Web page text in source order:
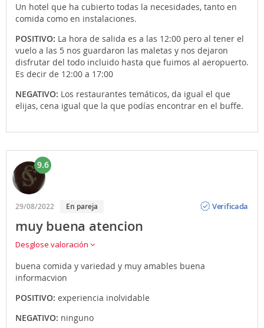
Un hotel que ha cubierto todas la necesidades, tanto en
comida como en instalaciones.
POSITIVO: La hora de salida es a las 12:00 pero al tener el
vuelo a las 5 nos guardaron las maletas y nos dejaron
disfrutar del todo incluido hasta que fuimos al aeropuerto.
Es decir de 12:00 a 17:00
NEGATIVO: Los restaurantes temáticos, da igual el que
elijas, cena igual que la que podías encontrar en el buffe.
9.6
29/08/2022 En pareja
Verificada
muy buena atencion
Desglose valoración
buena comida y variedad y muy amables buena
informacvion
POSITIVO: experiencia inolvidable
NEGATIVO: ninguno